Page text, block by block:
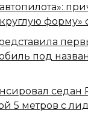
форму»
под
седан
5 метров с